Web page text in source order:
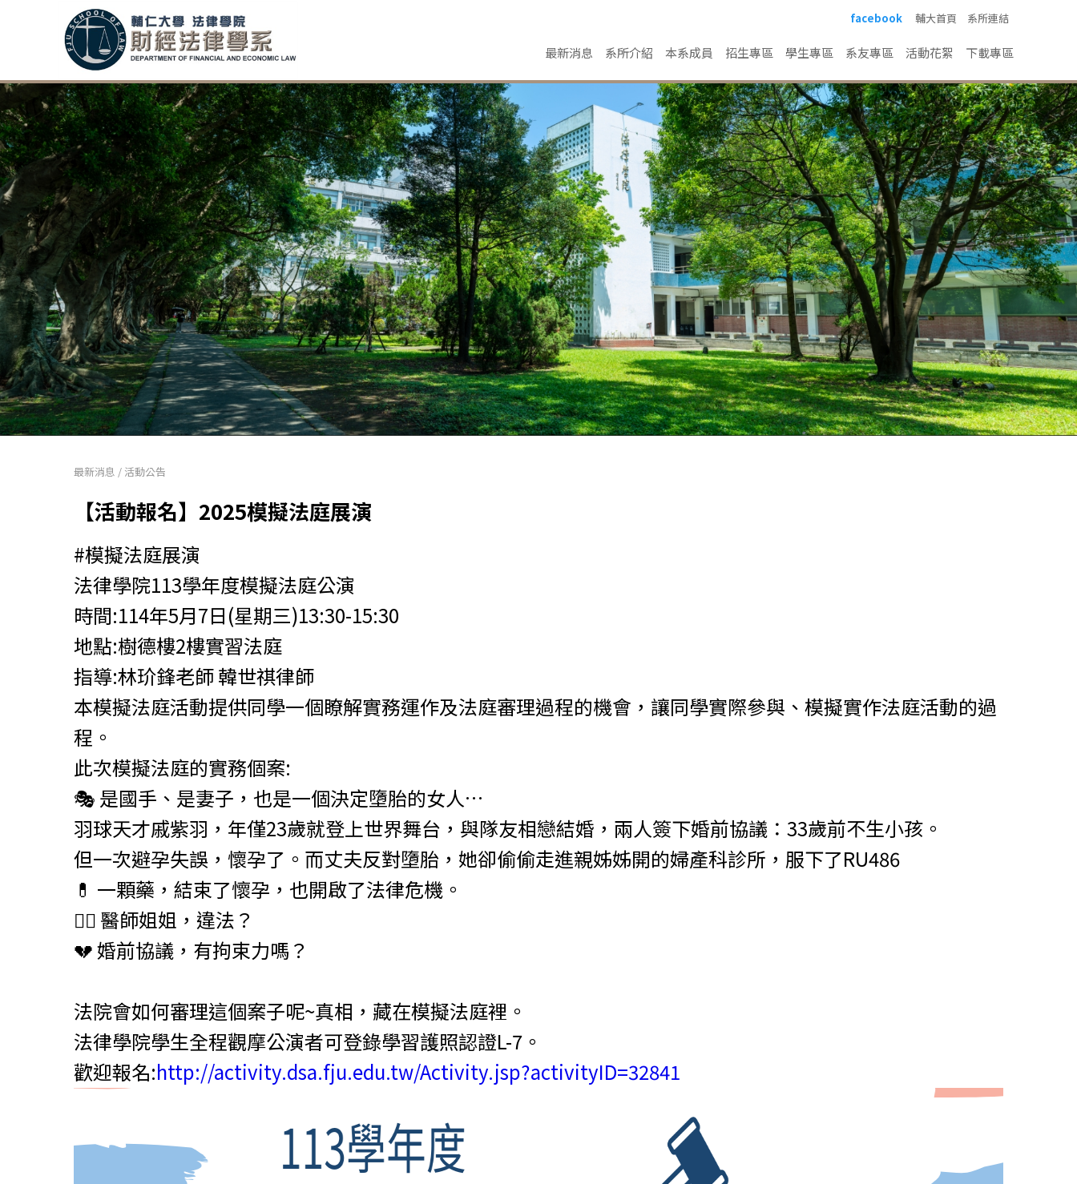
facebook 輔大首頁 系所連結
最新消息 系所介紹 本系成員 招生專區 學生專區 系友專區 活動花絮 下載專區
最新消息 / 活動公告
【活動報名】2025模擬法庭展演
#模擬法庭展演
法律學院113學年度模擬法庭公演
時間:114年5月7日(星期三)13:30-15:30
地點:樹德樓2樓實習法庭
指導:林玠鋒老師 韓世祺律師
本模擬法庭活動提供同學一個瞭解實務運作及法庭審理過程的機會，讓同學實際參與、模擬實作法庭活動的過
程。
此次模擬法庭的實務個案:
🎭 是國手、是妻子，也是一個決定墮胎的女人…
羽球天才戚紫羽，年僅23歲就登上世界舞台，與隊友相戀結婚，兩人簽下婚前協議：33歲前不生小孩。
但一次避孕失誤，懷孕了。而丈夫反對墮胎，她卻偷偷走進親姊姊開的婦產科診所，服下了RU486
💊 一顆藥，結束了懷孕，也開啟了法律危機。
👩‍⚕️ 醫師姐姐，違法？
💔 婚前協議，有拘束力嗎？
法院會如何審理這個案子呢~真相，藏在模擬法庭裡。
法律學院學生全程觀摩公演者可登錄學習護照認證L-7。
歡迎報名:http://activity.dsa.fju.edu.tw/Activity.jsp?activityID=32841